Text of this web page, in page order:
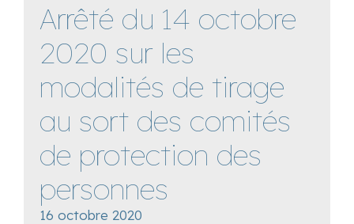
Arrêté du 14 octobre
2020 sur les
modalités de tirage
au sort des comités
de protection des
personnes
16 octobre 2020